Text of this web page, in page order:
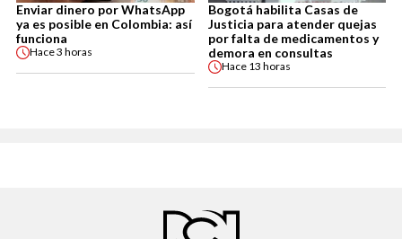
Enviar dinero por WhatsApp
ya es posible en Colombia: así
funciona
Hace3 horas
Bogotá habilita Casas de
Justicia para atender quejas
por falta de medicamentos y
demora en consultas
Hace 13 horas